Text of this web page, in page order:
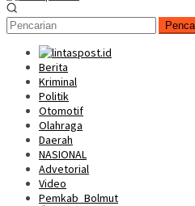
Berita
Kriminal
Politik
Otomotif
Olahraga
Daerah
NASIONAL
Advetorial
Video
Pemkab_Bolmut